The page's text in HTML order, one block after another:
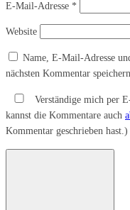
E-Mail-Adresse *
Website
Name, E-Mail-Adresse
nächsten Kommentar
Verständige mich per
kannst die Kommentare auch
Kommentar geschrieben hast.)